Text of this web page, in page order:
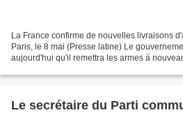
La France confirme de nouvelles livraisons
Paris, le 8 mai (Presse latine) Le
aujourd'hui qu'il remettra les armes à
Le secrétaire du Parti